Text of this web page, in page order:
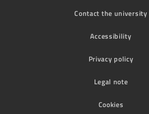
Contact the university
Accessibility
Privacy policy
Legal note
Cookies